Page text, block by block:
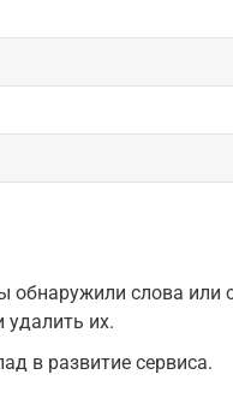
слова или
их.
в развитие сервиса.